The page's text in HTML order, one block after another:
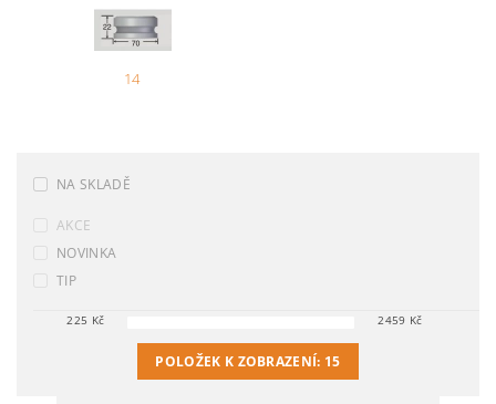
14
NA SKLADĚ
AKCE
NOVINKA
TIP
225 Kč 2459 Kč
POLOŽEK K ZOBRAZENÍ: 15